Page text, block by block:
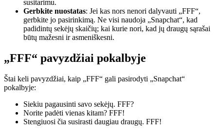
susitarimu.
Gerbkite nuostatas: Jei kas nors nenori dalyvauti „FFF“,
gerbkite jo pasirinkimą. Ne visi naudoja „Snapchat“, kad
padidintų sekėjų skaičių; kai kurie nori, kad jų draugų sąrašai
būtų mažesni ir asmeniškesni.
„FFF“ pavyzdžiai pokalbyje
Štai keli pavyzdžiai, kaip „FFF“ gali pasirodyti „Snapchat“
pokalbyje:
Siekiu pagausinti savo sekėjų. FFF?
Norite padėti vienas kitam? FFF!
Stengiuosi čia susirasti daugiau draugų. FFF!